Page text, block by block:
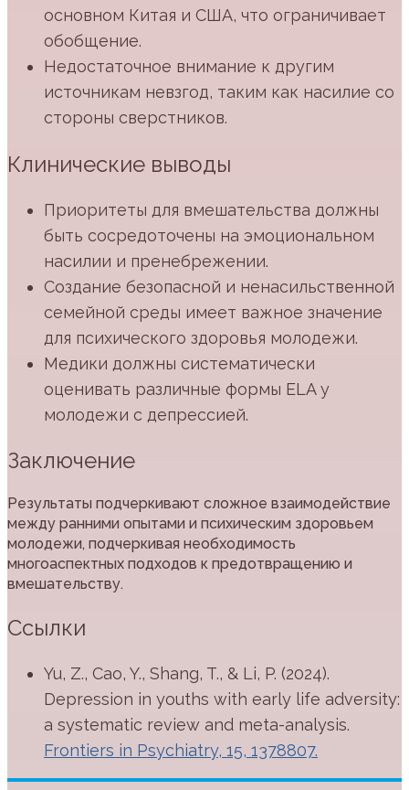
основном Китая и США, что ограничивает
обобщение.
Недостаточное внимание к другим
источникам невзгод, таким как насилие со
стороны сверстников.
Клинические выводы
Приоритеты для вмешательства должны
быть сосредоточены на эмоциональном
насилии и пренебрежении.
Создание безопасной и ненасильственной
семейной среды имеет важное значение
для психического здоровья молодежи.
Медики должны систематически
оценивать различные формы ELA у
молодежи с депрессией.
Заключение
Результаты подчеркивают сложное взаимодействие
между ранними опытами и психическим здоровьем
молодежи, подчеркивая необходимость
многоаспектных подходов к предотвращению и
вмешательству.
Ссылки
Yu, Z., Cao, Y., Shang, T., & Li, P. (2024).
Depression in youths with early life adversity:
a systematic review and meta-analysis.
Frontiers in Psychiatry, 15, 1378807.